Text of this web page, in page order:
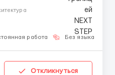
/
виза...
работа Без языка
Откликнуться